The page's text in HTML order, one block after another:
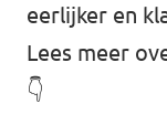
Website
eerlijker en
Lees meer
👇